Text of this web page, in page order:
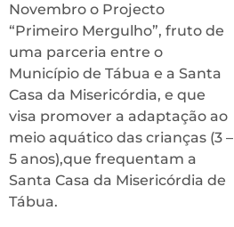
Novembro o Projecto
“Primeiro Mergulho”, fruto de
uma parceria entre o
Município de Tábua e a Santa
Casa da Misericórdia, e que
visa promover a adaptação ao
meio aquático das crianças (3 –
5 anos),que frequentam a
Santa Casa da Misericórdia de
Tábua.